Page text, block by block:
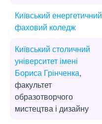
Київський енергетичний
фаховий коледж
Київський столичний
університет імені
Бориса Грінченка,
факультет
образотворчого
мистецтва і дизайну